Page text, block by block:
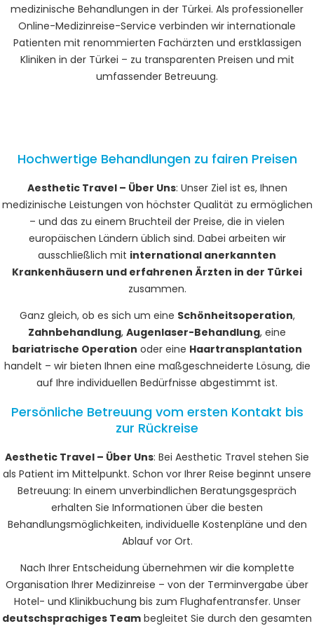
medizinische Behandlungen in der Türkei. Als professioneller
Online-Medizinreise-Service verbinden wir internationale
Patienten mit renommierten Fachärzten und erstklassigen
Kliniken in der Türkei – zu transparenten Preisen und mit
umfassender Betreuung.
Hochwertige Behandlungen zu fairen Preisen
Aesthetic Travel – Über Uns: Unser Ziel ist es, Ihnen
medizinische Leistungen von höchster Qualität zu ermöglichen
– und das zu einem Bruchteil der Preise, die in vielen
europäischen Ländern üblich sind. Dabei arbeiten wir
ausschließlich mit international anerkannten
Krankenhäusern und erfahrenen Ärzten in der Türkei
zusammen.
Ganz gleich, ob es sich um eine Schönheitsoperation,
Zahnbehandlung, Augenlaser-Behandlung, eine
bariatrische Operation oder eine Haartransplantation
handelt – wir bieten Ihnen eine maßgeschneiderte Lösung, die
auf Ihre individuellen Bedürfnisse abgestimmt ist.
Persönliche Betreuung vom ersten Kontakt bis
zur Rückreise
Aesthetic Travel – Über Uns: Bei Aesthetic Travel stehen Sie
als Patient im Mittelpunkt. Schon vor Ihrer Reise beginnt unsere
Betreuung: In einem unverbindlichen Beratungsgespräch
erhalten Sie Informationen über die besten
Behandlungsmöglichkeiten, individuelle Kostenpläne und den
Ablauf vor Ort.
Nach Ihrer Entscheidung übernehmen wir die komplette
Organisation Ihrer Medizinreise – von der Terminvergabe über
Hotel- und Klinikbuchung bis zum Flughafentransfer. Unser
deutschsprachiges Team begleitet Sie durch den gesamten